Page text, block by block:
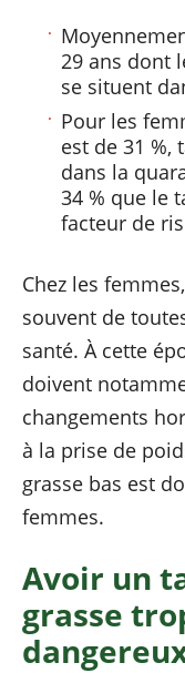
29 ans dont
se situent
Pour les
est de 31 %,
dans la
34 % que le
facteur de
Chez les
souvent de
santé. À cette
doivent
changements
à la prise de
grasse bas est
femmes.
Avoir un
grasse